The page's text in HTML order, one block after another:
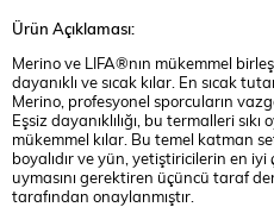
Ürün Açıklaması:
Merino ve LIFA®nın mükemmel
dayanıklı ve sıcak kılar. En sıcak
Merino, profesyonel sporcuların
Eşsiz dayanıklılığı, bu termalleri
mükemmel kılar. Bu temel katman
boyalıdır ve yün, yetiştiricilerin en
uymasını gerektiren üçüncü taraf
tarafından onaylanmıştır.